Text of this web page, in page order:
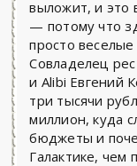
выложит, и это
— потому что
просто веселые
Совладелец
и Alibi Евгений
три тысячи
миллион, куда
бюджеты и
Галактике, чем